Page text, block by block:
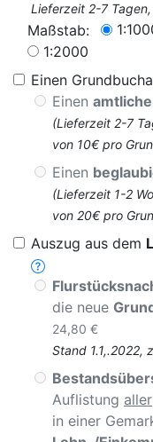
Lieferzeit 2-7
Maßstab:
1:2000
Einen
Einen
(Lieferzeit 2-7
von 10€ pro
Einen
(Lieferzeit 1-2
von 20€ pro
Auszug aus dem
die neue
24,80 €
Stand 1.1,.2022,
Auflistung aller
in einer